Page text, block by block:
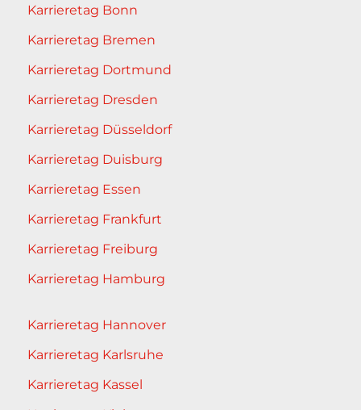
Karrieretag Bonn
Karrieretag Bremen
Karrieretag Dortmund
Karrieretag Dresden
Karrieretag Düsseldorf
Karrieretag Duisburg
Karrieretag Essen
Karrieretag Frankfurt
Karrieretag Freiburg
Karrieretag Hamburg
Karrieretag Hannover
Karrieretag Karlsruhe
Karrieretag Kassel